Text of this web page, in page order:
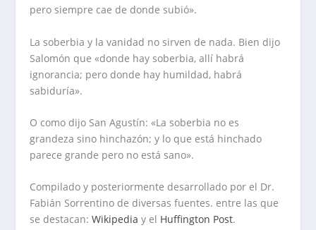
pero siempre cae de donde subió».
La soberbia y la vanidad no sirven de nada. Bien dijo
Salomón que «donde hay soberbia, allí habrá
ignorancia; pero donde hay humildad, habrá
sabiduría».
O como dijo San Agustín: «La soberbia no es
grandeza sino hinchazón; y lo que está hinchado
parece grande pero no está sano».
Compilado y posteriormente desarrollado por el Dr.
Fabián Sorrentino de diversas fuentes. entre las que
se destacan:Wikipedia y el Huffington Post.